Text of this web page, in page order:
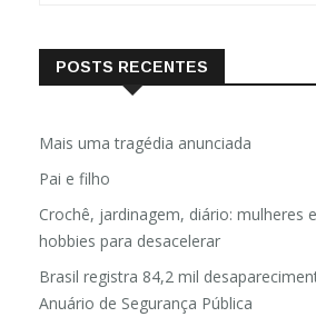
POSTS RECENTES
Mais uma tragédia anunciada
Pai e filho
Crochê, jardinagem, diário: mulheres
hobbies para desacelerar
Brasil registra 84,2 mil
Anuário de Segurança Pública